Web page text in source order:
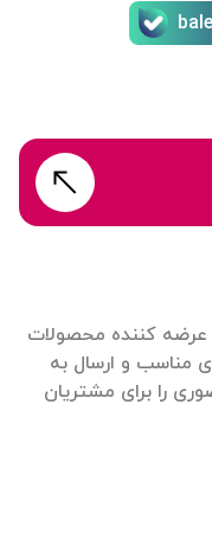
عرضه کننده محصولات
مناسب و ارسال به
را برای مشتریان
bale